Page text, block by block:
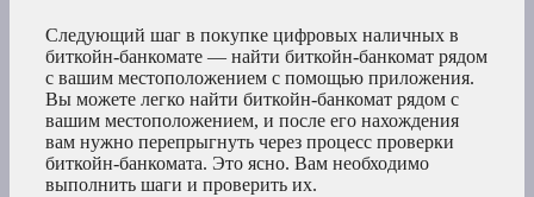
Следующий шаг в покупке цифровых наличных в
биткойн-банкомате — найти биткойн-банкомат рядом
с вашим местоположением с помощью приложения.
Вы можете легко найти биткойн-банкомат рядом с
вашим местоположением, и после его нахождения
вам нужно перепрыгнуть через процесс проверки
биткойн-банкомата. Это ясно. Вам необходимо
выполнить шаги и проверить их.